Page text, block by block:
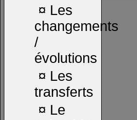
¤ Les
changements
/
évolutions
¤ Les
transferts
¤ Le